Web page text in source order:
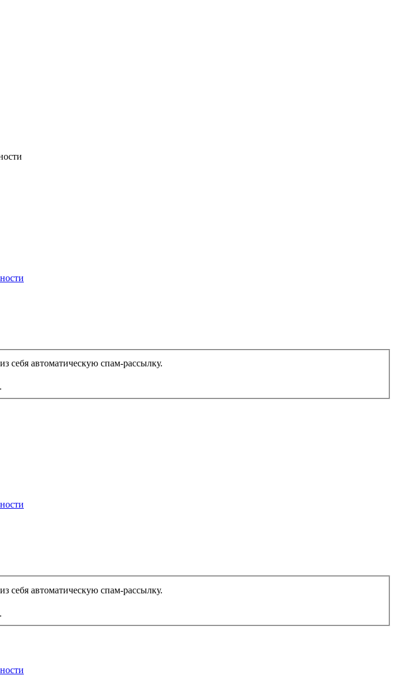
себя автоматическую спам-рассылку.
себя автоматическую спам-рассылку.